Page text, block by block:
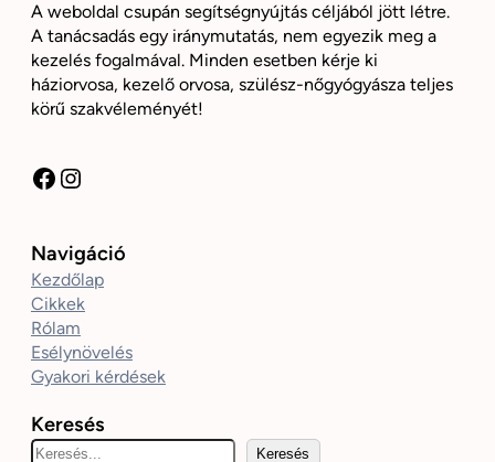
A weboldal csupán segítségnyújtás céljából jött létre.
A tanácsadás egy iránymutatás, nem egyezik meg a
kezelés fogalmával. Minden esetben kérje ki
háziorvosa, kezelő orvosa, szülész-nőgyógyásza teljes
körű szakvéleményét!
Facebook Instagram
Navigáció
Kezdőlap
Cikkek
Rólam
Esélynövelés
Gyakori kérdések
Keresés
K Keresés